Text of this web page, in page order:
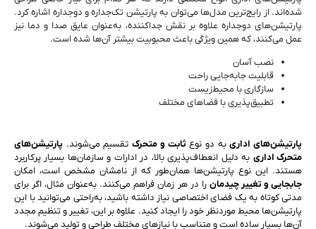
شده‌اند. از رایج‌ترین مدل‌ها می‌توان به پارتیشن تک‌جداره و دوجداره اشاره کرد.
پارتیشن‌های دوجداره علاوه بر نقش جداکننده، به‌عنوان عایق صدا و دما نیز
عمل می‌کنند، که همین ویژگی باعث محبوبیت بیشتر آن‌ها شده است.
نصب آسان
قابلیت جابه‌جایی راحت
سازگاری با محیط‌زیست
تطبیق‌پذیری با فضاهای مختلف
پارتیشن‌های اداریبه دو نوعثابت و متحرکتقسیم می‌شوند. پارتیشن‌های
متحرک اداری به دلیل انعطاف‌پذیری بالا، در ادارات و سازمان‌ها بسیار پرکاربرد
هستند. این نوع پارتیشن‌ها همان‌طور که از نامشان مشخص است، امکان
جابجایی و تغییر چیدمان را در هر زمان فراهم می‌کنند. به‌عنوان مثال، اگر برای
مدتی کوتاه به یک فضای اختصاصی نیاز داشته باشید، به‌راحتی می‌توانید با این
پارتیشن‌ها محیط موردنظر خود را ایجاد کنید. علاوه بر این، تغییر و تنظیم مجدد
آن‌ها بسیار ساده است و متناسب با نیازهای مختلف طراحی و تولید می‌شوند.